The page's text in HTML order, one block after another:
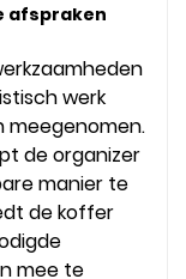
afspraken
werk
meegenomen.
de organizer
manier te
de koffer
mee te